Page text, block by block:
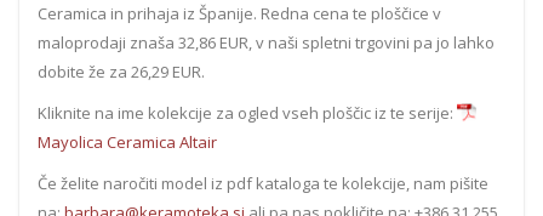
Ceramica in prihaja iz Španije. Redna cena te ploščice v
maloprodaji znaša 32,86 EUR, v naši spletni trgovini pa jo lahko
dobite že za 26,29 EUR.
Kliknite na ime kolekcije za ogled vseh ploščic iz te serije:
Mayolica Ceramica Altair
Če želite naročiti model iz pdf kataloga te kolekcije, nam pišite